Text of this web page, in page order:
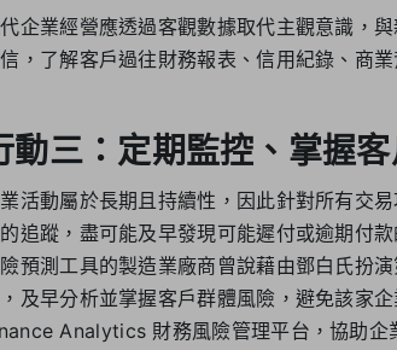
企業經營應透過客觀數據取代主觀意識，
，了解客戶過往財務報表、信用紀錄、商業
動三：定期監控、掌握
活動屬於長期且持續性，因此針對所有交
追蹤，盡可能及早發現可能遲付或逾期付
預測工具的製造業廠商曾說藉由鄧白氏扮
及早分析並掌握客戶群體風險，避免該家
Analytics 財務風險管理平台，協助企